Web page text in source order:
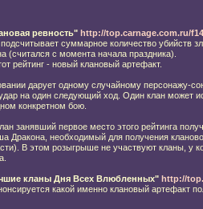
ревность" http://top.carnage.com.ru/
подсчитывает суммарное количество убийств
(считался с момента начала праздника).
рейтинг - новый клановый артефакт.
дарует одному случайному персонажу-
на один следующий ход. Один клан может
конкретном бою.
занявший первое место этого рейтинга
Дракона, необходимый для получения
В этом розыгрыше не участвуют кланы, у
кланы Дня Всех Влюбленных" http://
какой именно клановый артефакт